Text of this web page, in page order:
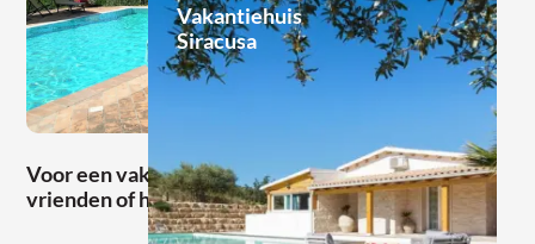
Voor een vakantie met een groep
vrienden of het hele gezin
Vakantiehuis
Siracusa